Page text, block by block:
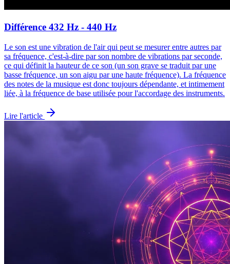
Différence 432 Hz - 440 Hz
Le son est une vibration de l'air qui peut se mesurer entre autres par
sa fréquence, c'est-à-dire par son nombre de vibrations par seconde,
ce qui définit la hauteur de ce son (un son grave se traduit par une
basse fréquence, un son aigu par une haute fréquence). La fréquence
des notes de la musique est donc toujours dépendante, et intimement
liée, à la fréquence de base utilisée pour l'accordage des instruments.
Lire l'article